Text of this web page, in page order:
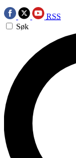
RSS
Søk